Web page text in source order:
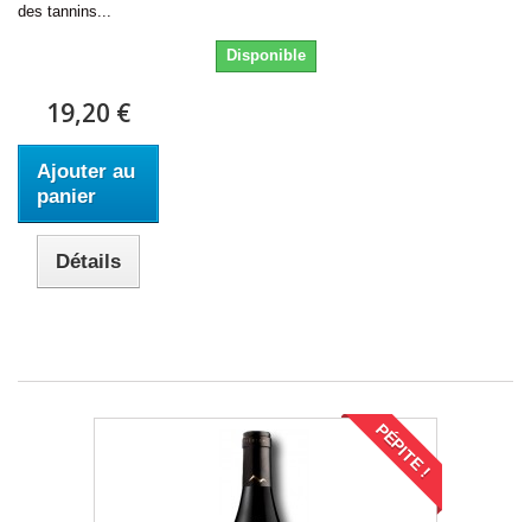
des tannins...
Disponible
19,20 €
Ajouter au
panier
Détails
PÉPITE !